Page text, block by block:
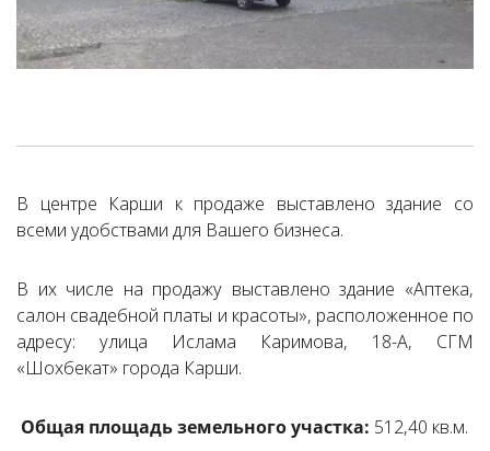
В центре Карши к продаже выставлено здание со
всеми удобствами для Вашего бизнеса.
В их числе на продажу выставлено здание «Аптека,
салон свадебной платы и красоты», расположенное по
адресу: улица Ислама Каримова, 18-А, CГМ
«Шoхбекат» города Карши.
Общая площадь земельного участка: 512,40 кв.м.